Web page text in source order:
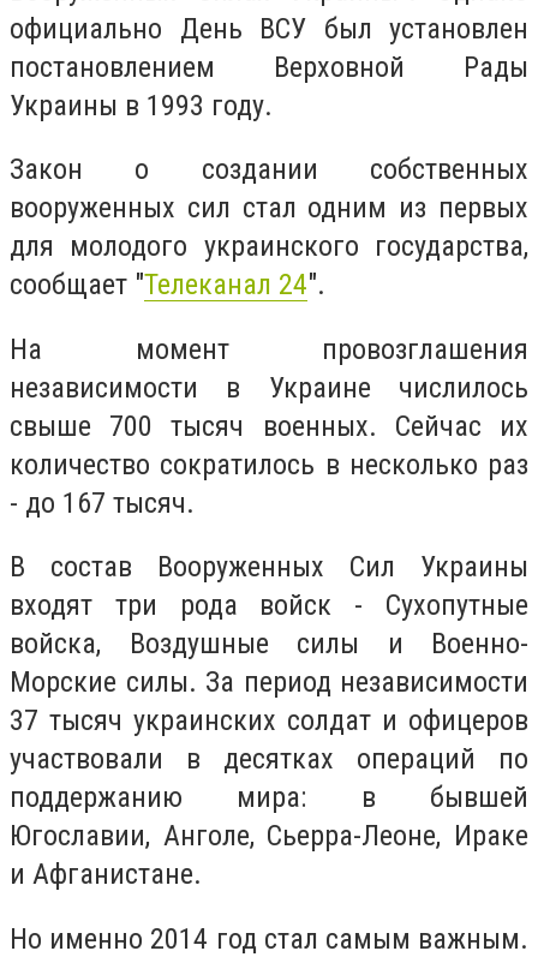
официально День ВСУ был установлен
постановлением Верховной Рады
Украины в 1993 году.
Закон о создании собственных
вооруженных сил стал одним из первых
для молодого украинского государства,
сообщает "Телеканал 24".
На момент провозглашения
независимости в Украине числилось
свыше 700 тысяч военных. Сейчас их
количество сократилось в несколько раз
- до 167 тысяч.
В состав Вооруженных Сил Украины
входят три рода войск - Сухопутные
войска, Воздушные силы и Военно-
Морские силы. За период независимости
37 тысяч украинских солдат и офицеров
участвовали в десятках операций по
поддержанию мира: в бывшей
Югославии, Анголе, Сьерра-Леоне, Ираке
и Афганистане.
Но именно 2014 год стал самым важным.